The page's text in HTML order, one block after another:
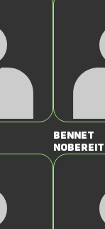
Bennet
Nobereit